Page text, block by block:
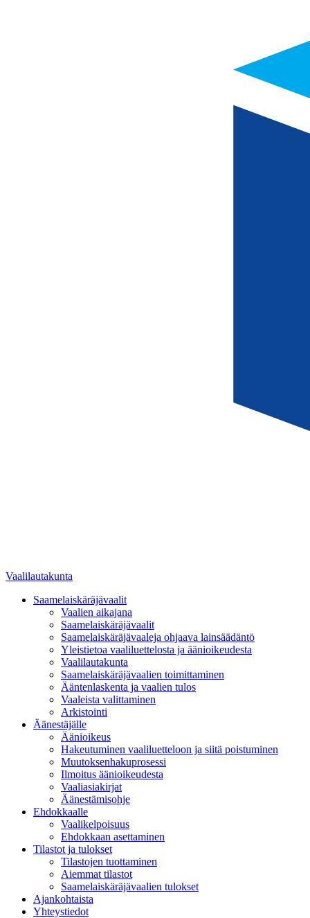
Vaalilautakunta
Saamelaiskäräjävaalit
Vaalien aikajana
Saamelaiskäräjävaalit
Saamelaiskäräjävaaleja ohjaava lainsäädäntö
Yleistietoa vaaliluettelosta ja äänioikeudesta
Vaalilautakunta
Saamelaiskäräjävaalien toimittaminen
Ääntenlaskenta ja vaalien tulos
Vaaleista valittaminen
Arkistointi
Äänestäjälle
Äänioikeus
Hakeutuminen vaaliluetteloon ja siitä poistuminen
Muutoksenhakuprosessi
Ilmoitus äänioikeudesta
Vaaliasiakirjat
Äänestämisohje
Ehdokkaalle
Vaalikelpoisuus
Ehdokkaan asettaminen
Tilastot ja tulokset
Tilastojen tuottaminen
Aiemmat tilastot
Saamelaiskäräjävaalien tulokset
Ajankohtaista
Yhteystiedot